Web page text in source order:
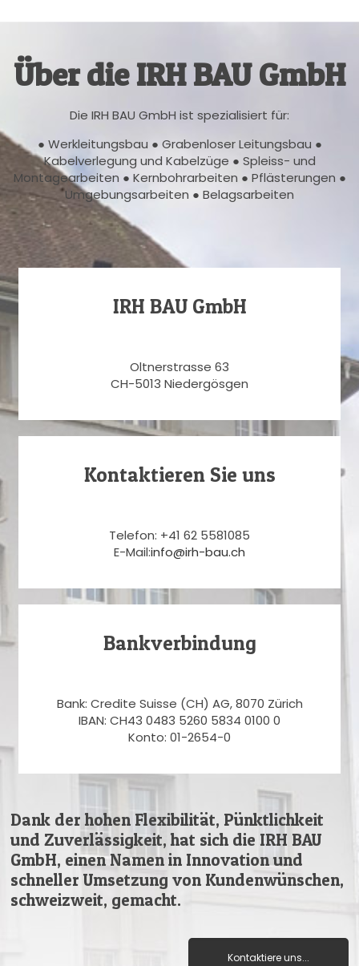
Über die IRH BAU GmbH
Die IRH BAU GmbH ist spezialisiert für:
● Werkleitungsbau ● Grabenloser Leitungsbau ●
Kabelverlegung und Kabelzüge ● Spleiss- und
Montagearbeiten ● Kernbohrarbeiten ● Pflästerungen ●
Umgebungsarbeiten ● Belagsarbeiten
IRH BAU GmbH
Oltnerstrasse 63
CH-5013 Niedergösgen
Kontaktieren Sie uns
Telefon: +41 62 5581085
E-Mail:info@irh-bau.ch
Bankverbindung
Bank: Credite Suisse (CH) AG, 8070 Zürich
IBAN: CH43 0483 5260 5834 0100 0
Konto: 01-2654-0
Dank der hohen Flexibilität, Pünktlichkeit
und Zuverlässigkeit, hat sich die IRH BAU
GmbH, einen Namen in Innovation und
schneller Umsetzung von Kundenwünschen,
schweizweit, gemacht.
Kontaktiere uns...